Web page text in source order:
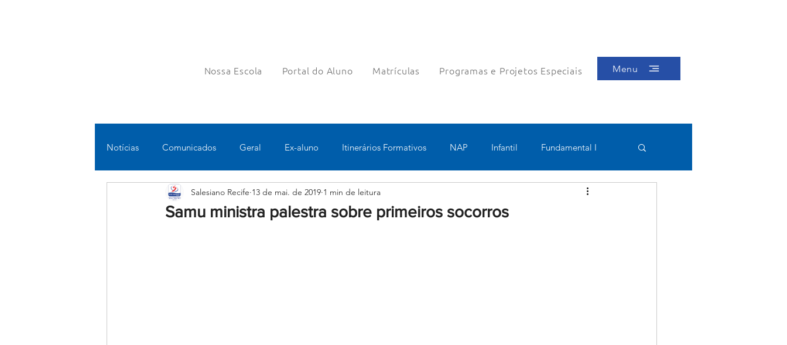
Nossa Escola Portal do Aluno Matrículas Programas e Projetos Especiais Menu
Notícias Comunicados Geral Ex-aluno Itinerários Formativos NAP Infantil Fundamental I
Fundamental II Ensino Médio Pastoral Esportes
Samu ministra palestra sobre primeiros socorros
Salesiano Recife 13 de mai. de 2019 1 min de leitura